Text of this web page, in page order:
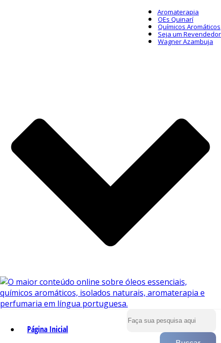
Aromaterapia
OEs Quinarí
Químicos Aromáticos
Seja um Revendedor
Wagner Azambuja
Página Inicial